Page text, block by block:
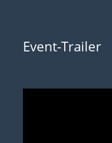
Event-Trailer